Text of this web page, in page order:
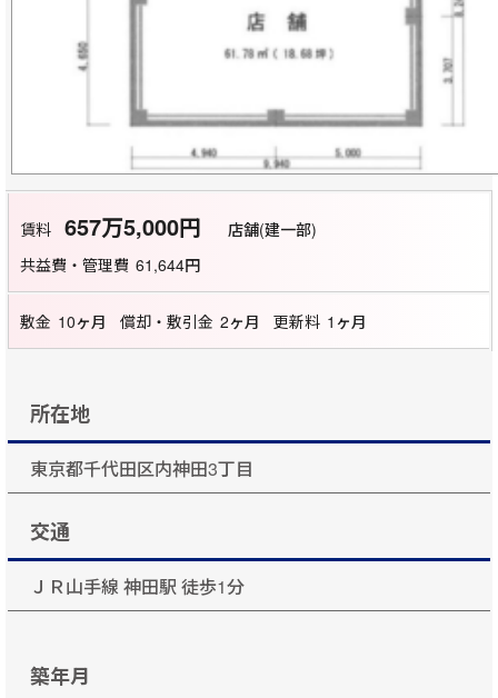
賃料 657万5,000円
店舗(建一部)
共益費・管理費 61,644円
敷金 10ヶ月 償却・敷引金 2ヶ月 更新料 1ヶ月
所在地
東京都千代田区内神田3丁目
交通
ＪＲ山手線 神田駅 徒歩1分
築年月